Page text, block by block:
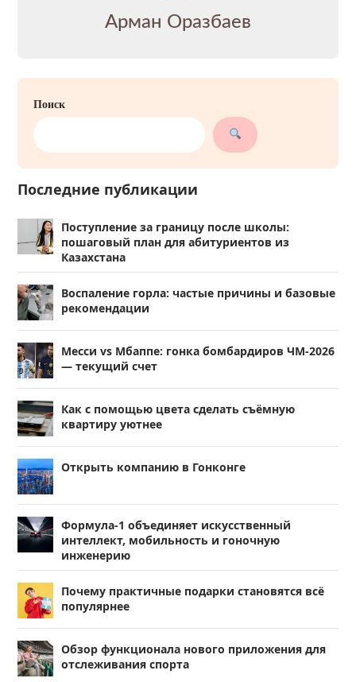
Арман Оразбаев
Поиск
Последние публикации
Поступление за границу после школы:
пошаговый план для абитуриентов из
Казахстана
Воспаление горла: частые причины и базовые
рекомендации
Месси vs Мбаппе: гонка бомбардиров ЧМ-2026
— текущий счет
Как с помощью цвета сделать съёмную
квартиру уютнее
Открыть компанию в Гонконге
Формула-1 объединяет искусственный
интеллект, мобильность и гоночную
инженерию
Почему практичные подарки становятся всё
популярнее
Обзор функционала нового приложения для
отслеживания спорта